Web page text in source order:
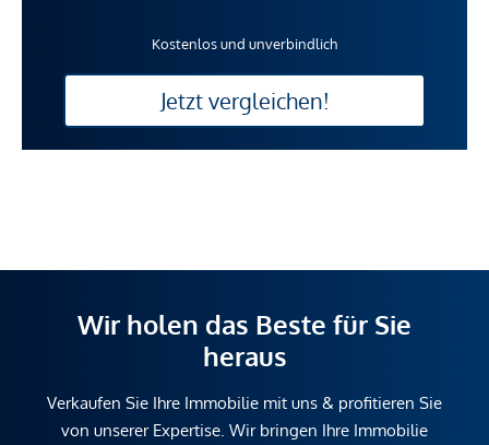
Kostenlos und unverbindlich
Jetzt vergleichen!
Wir holen das Beste für Sie
heraus
Verkaufen Sie Ihre Immobilie mit uns & profitieren Sie
von unserer Expertise. Wir bringen Ihre Immobilie